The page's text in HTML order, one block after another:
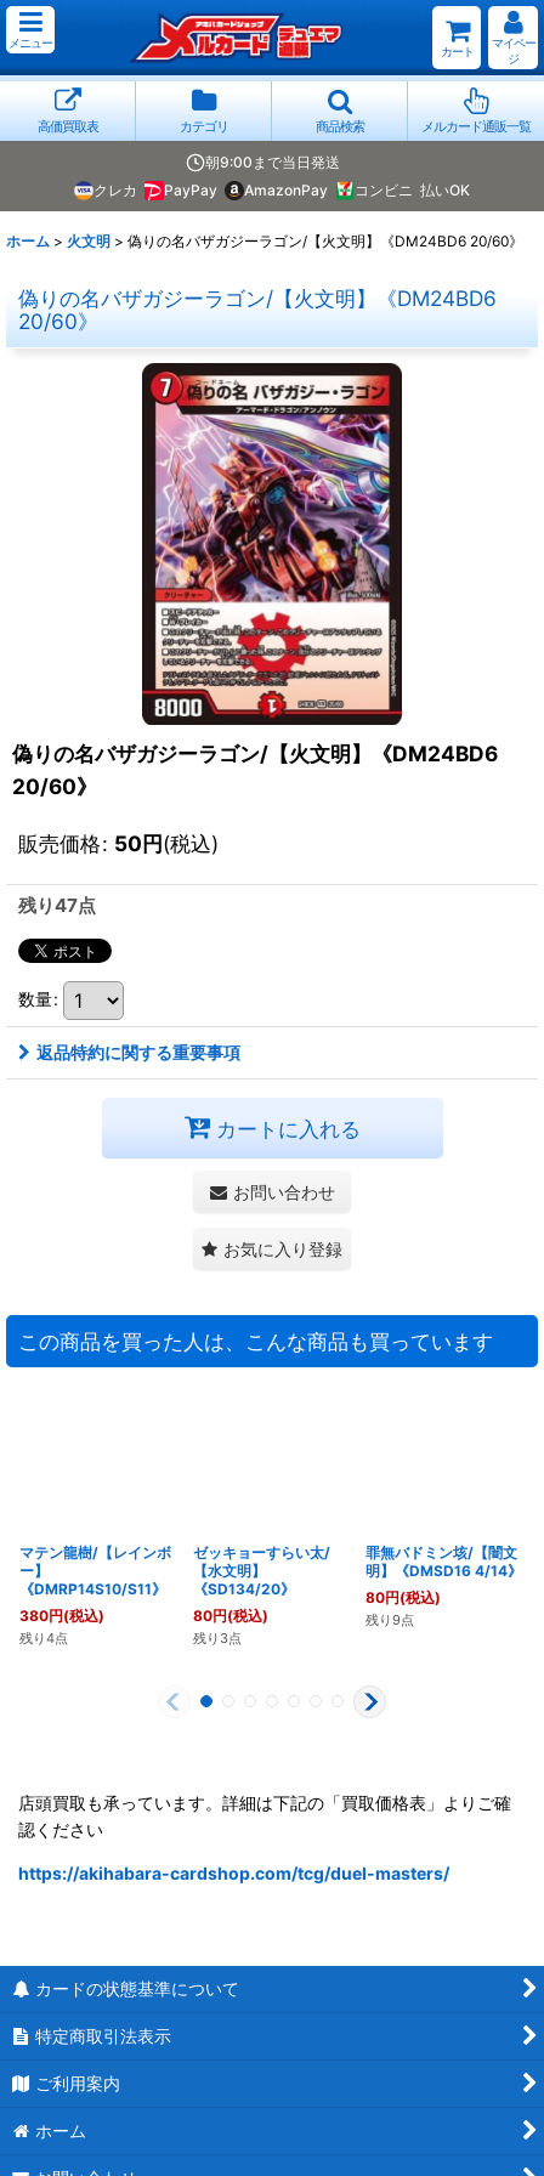
メニュー
カート
マイペー
ジ
高価買取表 カテゴリ 商品検索 メルカード通販一覧
朝9:00まで当日発送
クレカ
PayPay AmazonPay コンビニ 払いOK
ホーム > 火文明 > 偽りの名バザガジーラゴン/【火文明】《DM24BD6 20/60》
偽りの名バザガジーラゴン/【火文明】《DM24BD6
20/60》
偽りの名バザガジーラゴン/【火文明】《DM24BD6
20/60》
販売価格: 50円(税込)
残り47点
数量:
返品特約に関する重要事項
カートに入れる
お問い合わせ
お気に入り登録
この商品を買った人は、こんな商品も買っています
マテン龍樹/【レインボ
ー】
《DMRP14S10/S11》
380円(税込)
残り4点
ゼッキョーすらい太/
【水文明】
《SD134/20》
80円(税込)
残り3点
罪無バドミン垓/【闇文
明】《DMSD16 4/14》
80円(税込)
残り9点
店頭買取も承っています。詳細は下記の「買取価格表」よりご確
認ください
https://akihabara-cardshop.com/tcg/duel-masters/
カードの状態基準について
特定商取引法表示
ご利用案内
ホーム